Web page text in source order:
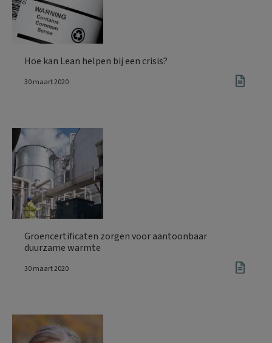
Hoe kan Lean helpen bij een crisis?
30 maart 2020
Groencertificaten zorgen voor aantoonbaar
duurzame warmte
30 maart 2020